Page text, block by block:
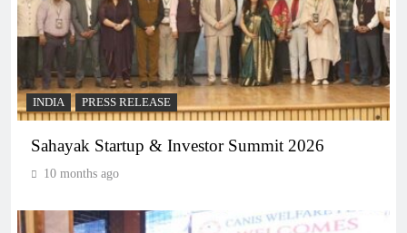
INDIA PRESS RELEASE
Sahayak Startup & Investor Summit 2026
10 months ago